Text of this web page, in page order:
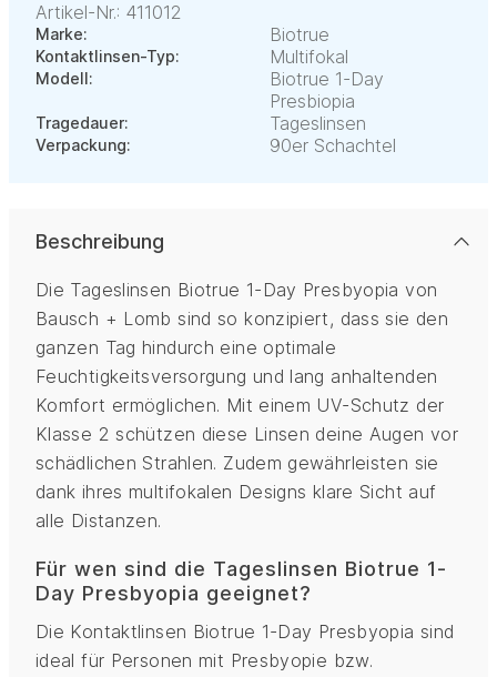
Artikel-Nr.: 411012
Marke: Biotrue
Kontaktlinsen-Typ: Multifokal
Modell:
Biotrue 1-Day
Presbiopia
Tragedauer: Tageslinsen
Verpackung: 90er Schachtel
Beschreibung
Die Tageslinsen Biotrue 1-Day Presbyopia von
Bausch + Lomb sind so konzipiert, dass sie den
ganzen Tag hindurch eine optimale
Feuchtigkeitsversorgung und lang anhaltenden
Komfort ermöglichen. Mit einem UV-Schutz der
Klasse 2 schützen diese Linsen deine Augen vor
schädlichen Strahlen. Zudem gewährleisten sie
dank ihres multifokalen Designs klare Sicht auf
alle Distanzen.
Für wen sind die Tageslinsen Biotrue 1-
Day Presbyopia geeignet?
Die Kontaktlinsen Biotrue 1-Day Presbyopia sind
ideal für Personen mit Presbyopie bzw.